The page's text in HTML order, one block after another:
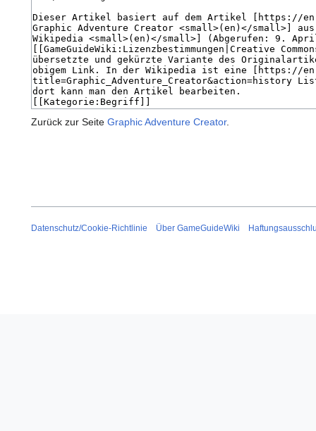
Zurück zur Seite Graphic Adventure Creator.
Datenschutz/Cookie-Richtlinie Über GameGuideWiki